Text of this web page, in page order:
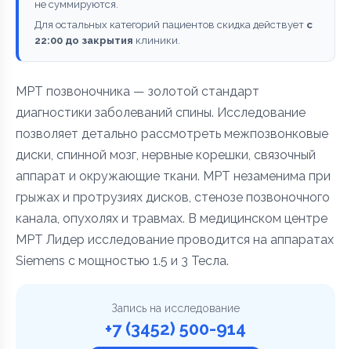
не суммируются.
Для остальных категорий пациентов скидка действует с
22:00 до закрытия клиники.
МРТ позвоночника — золотой стандарт
диагностики заболеваний спины. Исследование
позволяет детально рассмотреть межпозвонковые
диски, спинной мозг, нервные корешки, связочный
аппарат и окружающие ткани. МРТ незаменима при
грыжах и протрузиях дисков, стенозе позвоночного
канала, опухолях и травмах. В медицинском центре
МРТ Лидер исследование проводится на аппаратах
Siemens с мощностью 1.5 и 3 Тесла.
Запись на исследование
+7 (3452) 500-914